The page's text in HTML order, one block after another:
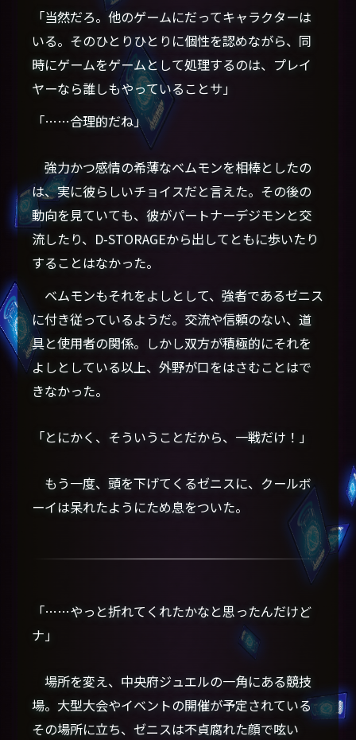
「当然だろ。他のゲームにだってキャラクターは
いる。そのひとりひとりに個性を認めながら、同
時にゲームをゲームとして処理するのは、プレイ
ヤーなら誰しもやっていることサ」
「……合理的だね」
強力かつ感情の希薄なベムモンを相棒としたの
は、実に彼らしいチョイスだと言えた。その後の
動向を見ていても、彼がパートナーデジモンと交
流したり、D-STORAGEから出してともに歩いたり
することはなかった。
ベムモンもそれをよしとして、強者であるゼニス
に付き従っているようだ。交流や信頼のない、道
具と使用者の関係。しかし双方が積極的にそれを
よしとしている以上、外野が口をはさむことはで
きなかった。
「とにかく、そういうことだから、一戦だけ！」
もう一度、頭を下げてくるゼニスに、クールボ
ーイは呆れたようにため息をついた。
「……やっと折れてくれたかなと思ったんだけど
ナ」
場所を変え、中央府ジュエルの一角にある競技
場。大型大会やイベントの開催が予定されている
その場所に立ち、ゼニスは不貞腐れた顔で呟い